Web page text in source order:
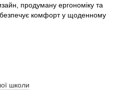
продуману ергономіку та
комфорт у щоденному
школи